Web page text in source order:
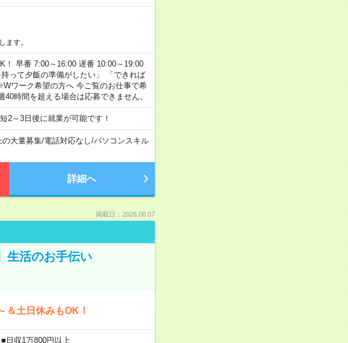
す。
！ 早番 7:00～16:00 遅番 10:00～19:00
って夕飯の準備がしたい」 「できれば
ワーク希望の方へ 今ご覧のお仕事で希
時間を超える場合は応募できません。
2～3日後に就業が可能です！
の大量募集/電話対応なし/パソコンスキル
詳細へ
掲載日：2026.08.07
生活のお手伝い
土日休みもOK！
収1万800円以上